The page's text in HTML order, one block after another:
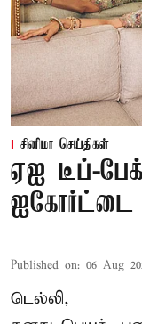
சினிமா செய்திகள்
ஏஐ டீப்-பேக்
ஐகோர்ட்டை
Published on: 06 Aug
டெல்லி,